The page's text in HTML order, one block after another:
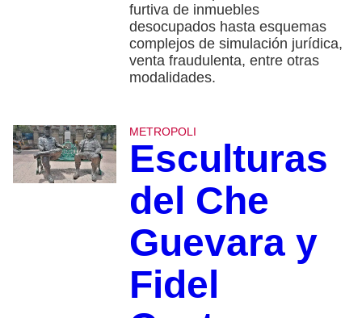
furtiva de inmuebles
desocupados hasta esquemas
complejos de simulación jurídica,
venta fraudulenta, entre otras
modalidades.
METROPOLI
Esculturas
del Che
Guevara y
Fidel